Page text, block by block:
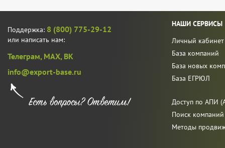
Поддержка: 8 (800) 775-29-12
или написать нам:
Телеграм, MAX, ВК
info@export-base.ru
НАШИ СЕРВИСЫ
Личный кабинет
База компаний
База новых
База ЕГРЮЛ
Доступ по АПИ
Поиск
Методы